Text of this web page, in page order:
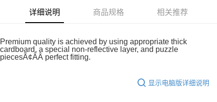
Free Shipping (Min RM100.00) within West Malaysia!
免运费
详细说明 商品规格 相关推荐
Premium quality is achieved by using appropriate thick
cardboard, a special non-reflective layer, and puzzle
piecesÃ¢ÂÂ perfect fitting.
显示电脑版详细说明